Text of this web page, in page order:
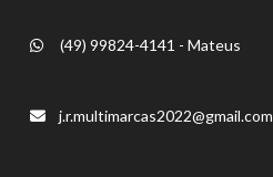
(49) 99824-4141 - Mateus
j.r.multimarcas2022@gmail.com